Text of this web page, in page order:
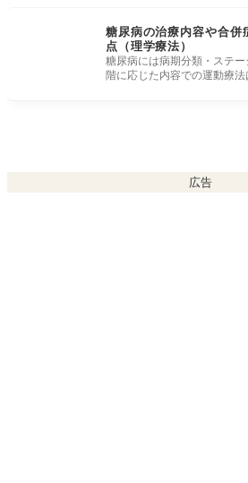
糖尿病の治療内容や合併
点（理学療法）
糖尿病には病期分類・ステ
階に応じた内容での運動療
広告